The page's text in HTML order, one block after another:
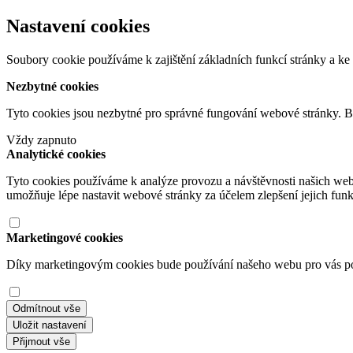
Nastavení cookies
Soubory cookie používáme k zajištění základních funkcí stránky a
Nezbytné cookies
Tyto cookies jsou nezbytné pro správné fungování webové stránky.
Vždy zapnuto
Analytické cookies
Tyto cookies používáme k analýze provozu a návštěvnosti našich
umožňuje lépe nastavit webové stránky za účelem zlepšení jejich
Marketingové cookies
Díky marketingovým cookies bude používání našeho webu pro vás
Odmítnout vše
Uložit nastavení
Přijmout vše